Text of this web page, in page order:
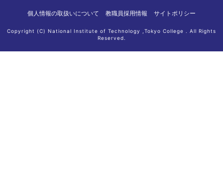
個人情報の取扱いについて 教職員採用情報 サイトポリシー
Copyright (C) National Institute of Technology ,Tokyo College . All Rights
Reserved.